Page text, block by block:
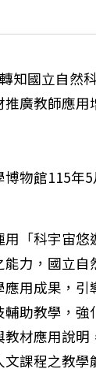
知國立自然
廣教師應用
物館115年
「科宇宙
力，國立
用成果，
助教學，
材應用說
課程之教學